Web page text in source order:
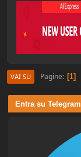
Entra su Telegram
VAI SU Pagine 1